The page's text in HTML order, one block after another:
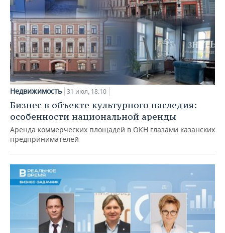
Недвижимость 31 июл, 18:10
Бизнес в объекте культурного наследия:
особенности национальной аренды
Аренда коммерческих площадей в ОКН глазами казанских
предпринимателей